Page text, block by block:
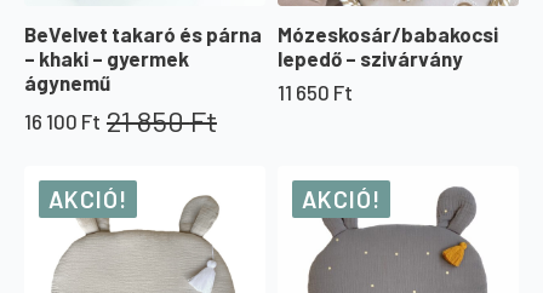
BeVelvet takaró és párna
– khaki – gyermek
ágynemű
21 850Ft
Original
was:
850 Ft.
16 100 Ft
Current
is:
100 Ft.
Mózeskosár/babakocsi
lepedő – szivárvány
11 650 Ft
AKCIÓ! AKCIÓ!